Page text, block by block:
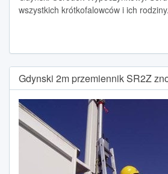
wszystkich krótkofalowców i ich rodziny.
Gdynski 2m przemiennik SR2Z